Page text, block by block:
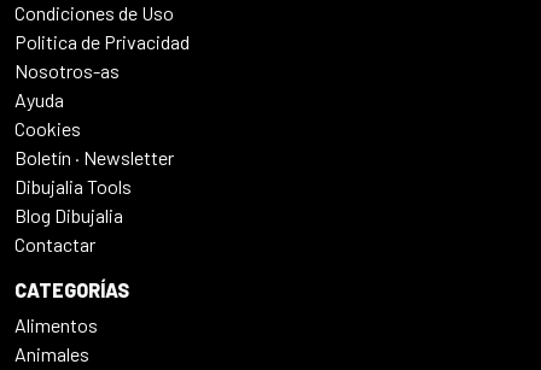
Condiciones de Uso
Politica de Privacidad
Nosotros-as
Ayuda
Cookies
Boletín · Newsletter
Dibujalia Tools
Blog Dibujalia
Contactar
CATEGORÍAS
Alimentos
Animales